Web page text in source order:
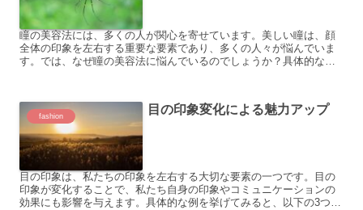
瞳の美容法には、多くの人が関心を寄せています。美しい瞳は、顔
全体の印象を左右する重要な要素であり、多くの人々が悩んでいま
す。では、なぜ瞳の美容法に悩んでいるのでしょうか？具体的な例
fashion 目の印象変化による魅力アップ
目の印象は、私たちの印象を左右する大切な要素の一つです。目の
印象が変化することで、私たち自身の印象やコミュニケーションの
効果にも影響を与えます。具体的な例を挙げてみると、以下の3つが